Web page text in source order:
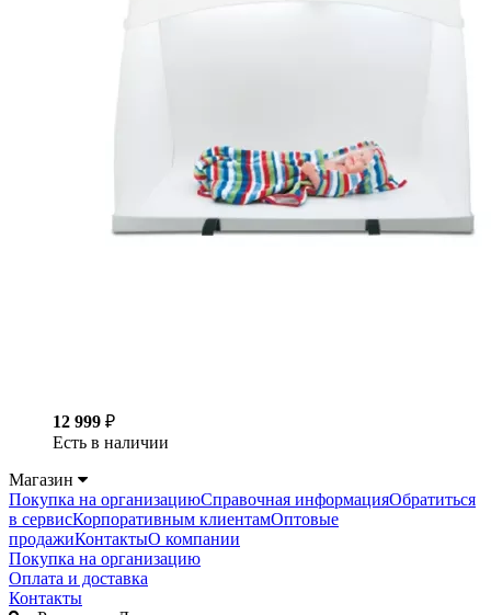
12 999 ₽
Есть в наличии
Магазин
Покупка на организациюСправочная информацияОбратиться
в сервисКорпоративным клиентамОптовые
продажиКонтактыО компании
Покупка на организацию
Оплата и доставка
Контакты